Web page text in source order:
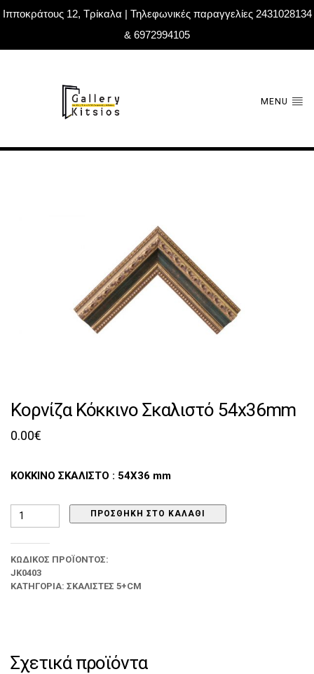
Ιπποκράτους 12, Τρίκαλα | Τηλεφωνικές παραγγελίες 2431028134
& 6972994105
MENU
Κορνίζα Κόκκινο Σκαλιστό 54x36mm
0.00€
ΚΟΚΚΙΝΟ ΣΚΑΛΙΣΤΟ : 54Χ36 mm
Κορνίζα
Κόκκινο
ποσότητα
ΠΡΟΣΘΉΚΗ ΣΤΟ ΚΑΛΆΘΙ
ΚΩΔΙΚΌΣ ΠΡΟΪΌΝΤΟΣ:
JK0403
ΚΑΤΗΓΟΡΊΑ: ΣΚΑΛΙΣΤΈΣ 5+CM
Σχετικά προϊόντα